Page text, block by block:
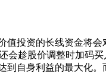
资的长线资金将
趁股价调整时加码
自身利益的最大化